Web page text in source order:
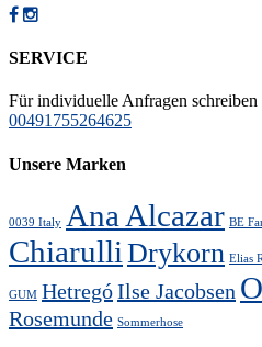
SERVICE
Für individuelle Anfragen
00491755264625
Unsere Marken
0039 Italy Ana Alcazar BE
Chiarulli Drykorn Elias
GUM HetregóIlse Jacobsen
Rosemunde Sommerhose